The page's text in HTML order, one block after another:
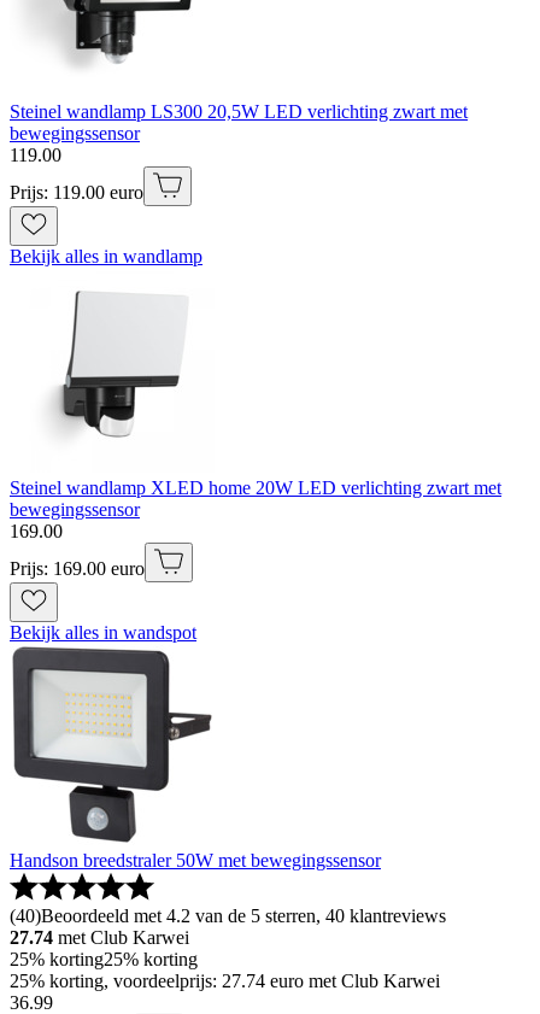
Steinel wandlamp LS300 20,5W LED verlichting zwart met
bewegingssensor
119.00
Prijs: 119.00 euro
Bekijk alles in wandlamp
Steinel wandlamp XLED home 20W LED verlichting zwart met
bewegingssensor
169.00
Prijs: 169.00 euro
Bekijk alles in wandspot
Handson breedstraler 50W met bewegingssensor
(40)Beoordeeld met 4.2 van de 5 sterren, 40 klantreviews
27.74 met Club Karwei
25% korting25% korting
25% korting, voordeelprijs: 27.74 euro met Club Karwei
36.99